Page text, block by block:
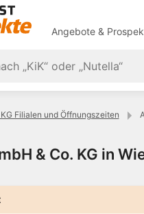
Angebote &
Filialen und Öffnungszeiten
& Co. KG in